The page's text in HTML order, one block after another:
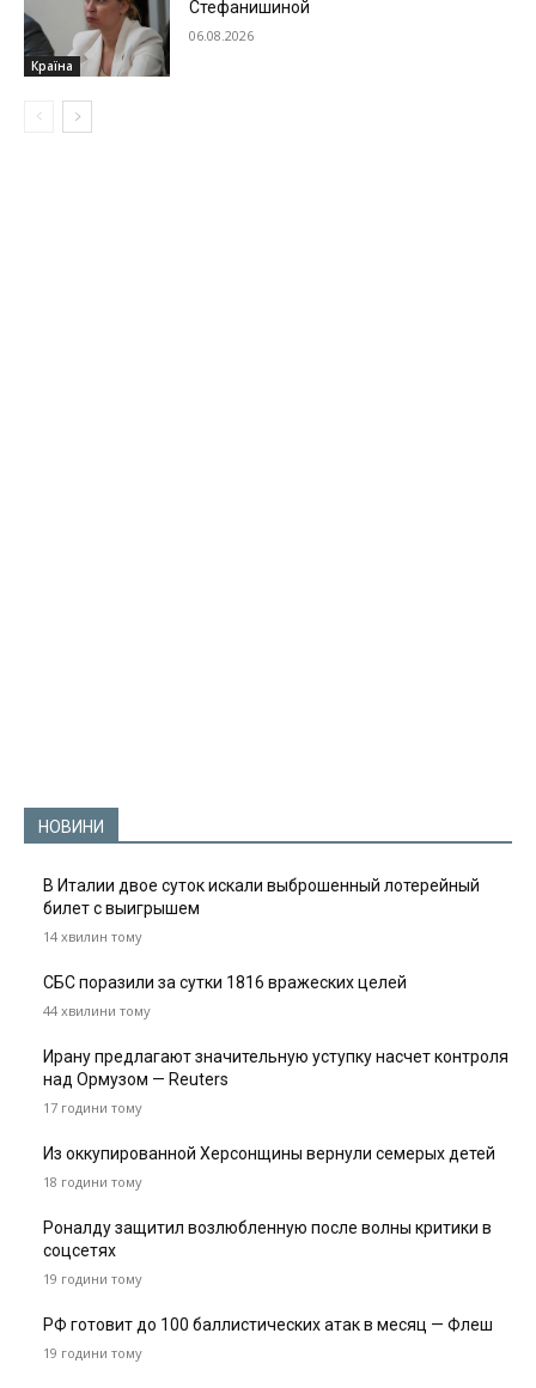
Країна
Стефанишиной
06.08.2026
НОВИНИ
В Италии двое суток искали выброшенный лотерейный
билет с выигрышем
14 хвилин тому
СБС поразили за сутки 1816 вражеских целей
44 хвилини тому
Ирану предлагают значительную уступку насчет контроля
над Ормузом — Reuters
17 години тому
Из оккупированной Херсонщины вернули семерых детей
18 години тому
Роналду защитил возлюбленную после волны критики в
соцсетях
19 години тому
РФ готовит до 100 баллистических атак в месяц — Флеш
19 години тому